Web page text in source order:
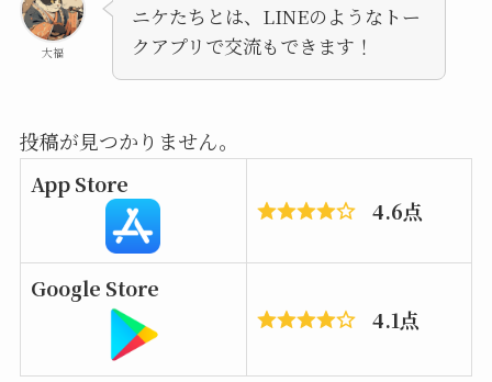
大福
ニケたちとは、LINEのようなトー
クアプリで交流もできます！
投稿が見つかりません。
App Store
4.6点
Google Store
4.1点